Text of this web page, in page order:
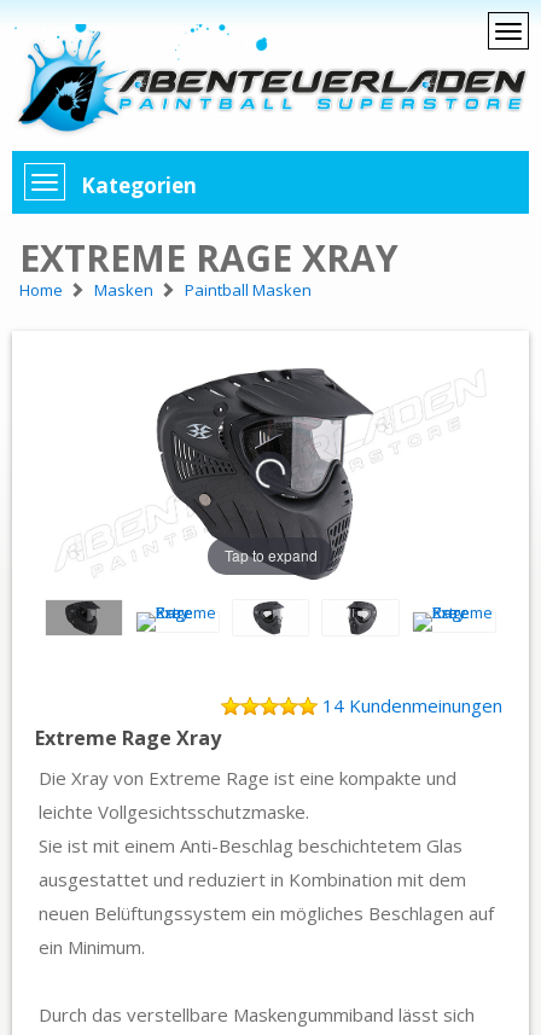
Kategorien
EXTREME RAGE XRAY
Home Masken Paintball Masken
Tap to expand
14 Kundenmeinungen
Extreme Rage Xray
Die Xray von Extreme Rage ist eine kompakte und
leichte Vollgesichtsschutzmaske.
Sie ist mit einem Anti-Beschlag beschichtetem Glas
ausgestattet und reduziert in Kombination mit dem
neuen Belüftungssystem ein mögliches Beschlagen auf
ein Minimum.
Durch das verstellbare Maskengummiband lässt sich